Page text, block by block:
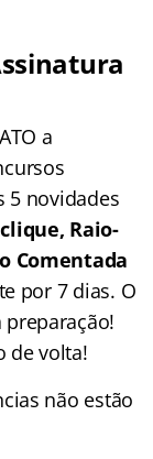
a
5 novidades
Raio-
Comentada
por 7 dias. O
de volta!
não estão